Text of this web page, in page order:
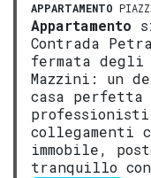
APPARTAMENTO
Appartamento
Contrada
fermata degli
Mazzini: un
casa
collegamenti
immobile,
tranquillo